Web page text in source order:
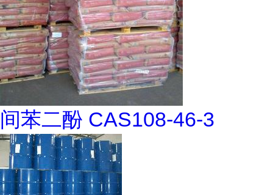
间苯二酚 CAS108-46-3